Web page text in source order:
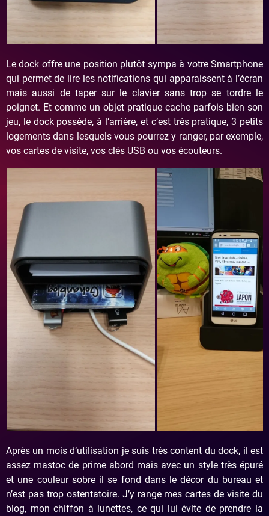
Le dock offre une position plutôt sympa à votre Smartphone
qui permet de lire les notifications qui apparaissent à l’écran
mais aussi de taper sur le clavier sans trop se tordre le
poignet. Et comme un objet pratique cache parfois bien son
jeu, le dock possède, à l’arrière, et c’est très pratique, 3 petits
logements dans lesquels vous pourrez y ranger, par exemple,
vos cartes de visite, vos clés USB ou vos écouteurs.
Après un mois d’utilisation je suis très content du dock, il est
assez mastoc de prime abord mais avec un style très épuré
et une couleur sobre il se fond dans le décor du bureau et
n’est pas trop ostentatoire. J’y range mes cartes de visite du
blog, mon chiffon à lunettes, ce qui lui évite de prendre la